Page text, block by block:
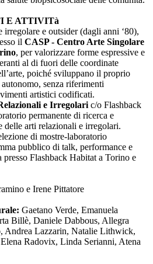
E ATTIVITà
irregolare e outsider (dagli anni ‘80),
il CASP - Centro Arte Singolare
, per valorizzare forme espressive e
al di fuori delle coordinate
poiché sviluppano il proprio
senza riferimenti
artistici codificati.
e Irregolari c/o Flashback
permanente di ricerca e
delle arti relazionali e irregolari.
di mostre-laboratorio
pubblico di talk, performance e
Flashback Habitat a Torino e
e Irene Pittatore
Gaetano Verde, Emanuela
Billè, Daniele Dabbous, Allegra
Andrea Lazzarin, Natalie Lithwick,
Radovix, Linda Serianni, Atena